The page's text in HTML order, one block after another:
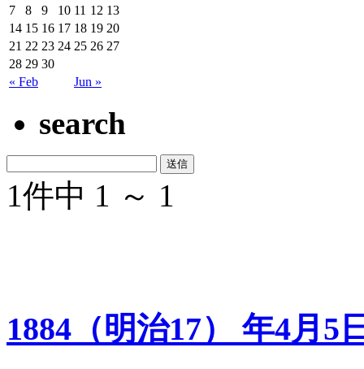
« Feb Jun »
7
8 9 10 11 12 13
14 15 16 17 18 19 20
21 22 23 24 25 26 27
28 29 30
search
1件中 1 ～ 1
1884（明治17） 年4月5